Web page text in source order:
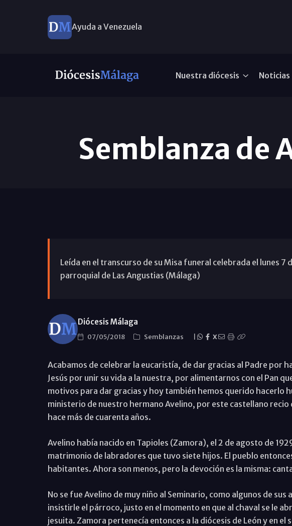
Ayuda a Venezuela
Nuestra diócesis Noticias
Semblanza de
Leída en el transcurso de su Misa funeral celebrada el lunes 7
parroquial de Las Angustias (Málaga)
Diócesis Málaga
07/05/2018 Semblanzas X
Acabamos de celebrar la eucaristía, de dar gracias al Padre por
Jesús por unir su vida a la nuestra, por alimentarnos con el Pan
motivos para dar gracias y hoy también hemos querido hacerlo
ministerio de nuestro hermano Avelino, por este castellano recio
hace más de cuarenta años.
Avelino había nacido en Tapioles (Zamora), el 2 de agosto de
matrimonio de labradores que tuvo siete hijos. El pueblo
habitantes. Ahora son menos, pero la devoción es la misma:
No se fue Avelino de muy niño al Seminario, como algunos de
insistirle el párroco, justo en el momento en que al chaval se le
jesuita. Zamora pertenecía entonces a la diócesis de León y en el